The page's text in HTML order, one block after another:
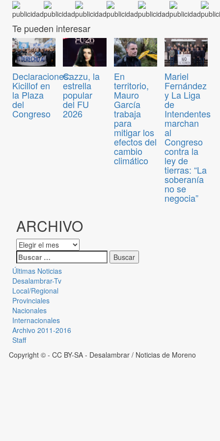
Te pueden interesar
Declaraciones:
Kicillof en
la Plaza
del
Congreso
Cazzu, la
estrella
popular
del FU
2026
En
territorio,
Mauro
García
trabaja
para
mitigar los
efectos del
cambio
climático
Mariel
Fernández
y La Liga
de
Intendentes
marchan
al
Congreso
contra la
ley de
tierras: “La
soberanía
no se
negocia”
ARCHIVO
Últimas Noticias
Desalambrar-Tv
Local/Regional
Provinciales
Nacionales
Internacionales
Archivo 2011-2016
Staff
Copyright © - CC BY-SA - Desalambrar / Noticias de Moreno